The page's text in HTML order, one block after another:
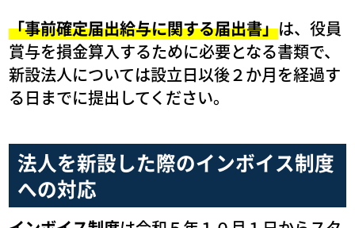
「事前確定届出給与に関する届出書」は、役員
賞与を損金算入するために必要となる書類で、
新設法人については設立日以後２か月を経過す
る日までに提出してください。
法人を新設した際のインボイス制度
への対応